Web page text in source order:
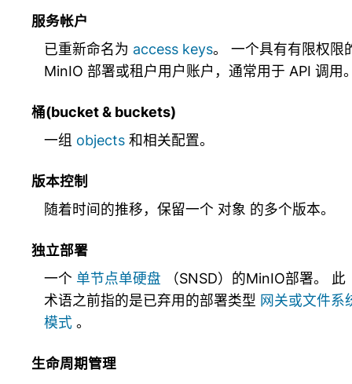
服务帐户
已重新命名为 access keys。 一个具有有限权限
MinIO 部署或租户用户账户，通常用于 API 调用
桶(bucket & buckets)
一组 objects 和相关配置。
版本控制
随着时间的推移，保留一个 对象 的多个版本。
独立部署
一个 单节点单硬盘 （SNSD）的MinIO部署。 此
术语之前指的是已弃用的部署类型 网关或文件系
模式 。
生命周期管理